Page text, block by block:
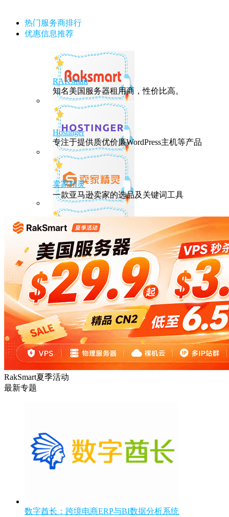
热门服务商排行
优惠信息推荐
RAKsmart
知名美国服务器租用商，性价比高。
Hostinger
专注于提供质优价廉WordPress主机等产品
卖家精灵
一款亚马逊卖家的选品及关键词工具
性能出众的高性价比美国主机，年付六折
DMIT
专注于高品质线路的VPS云服务器
RakSmart夏季活动
最新专题
数字酋长：跨境电商ERP与BI数据分析系统